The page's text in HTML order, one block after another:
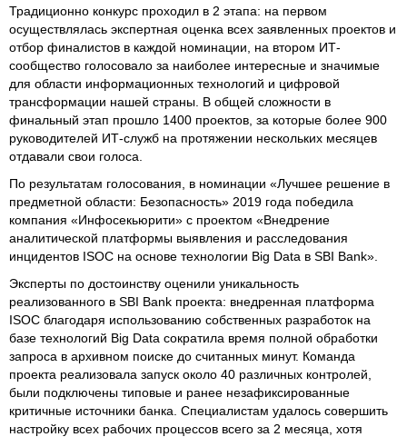
Традиционно конкурс проходил в 2 этапа: на первом
осуществлялась экспертная оценка всех заявленных проектов и
отбор финалистов в каждой номинации, на втором ИТ-
сообщество голосовало за наиболее интересные и значимые
для области информационных технологий и цифровой
трансформации нашей страны. В общей сложности в
финальный этап прошло 1400 проектов, за которые более 900
руководителей ИТ-служб на протяжении нескольких месяцев
отдавали свои голоса.
По результатам голосования, в номинации «Лучшее решение в
предметной области: Безопасность» 2019 года победила
компания «Инфосекьюрити» с проектом «Внедрение
аналитической платформы выявления и расследования
инцидентов ISOC на основе технологии Big Data в SBI Bank».
Эксперты по достоинству оценили уникальность
реализованного в SBI Bank проекта: внедренная платформа
ISOC благодаря использованию собственных разработок на
базе технологий Big Data сократила время полной обработки
запроса в архивном поиске до считанных минут. Команда
проекта реализовала запуск около 40 различных контролей,
были подключены типовые и ранее незафиксированные
критичные источники банка. Специалистам удалось совершить
настройку всех рабочих процессов всего за 2 месяца, хотя